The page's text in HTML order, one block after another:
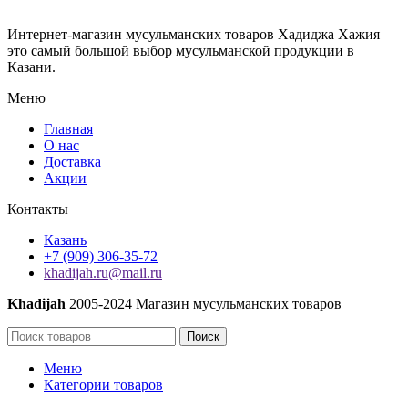
Интернет-магазин мусульманских товаров Хадиджа Хажия –
это самый большой выбор мусульманской продукции в
Казани.
Меню
Главная
О нас
Доставка
Акции
Контакты
Казань
+7 (909) 306-35-72
khadijah.ru@mail.ru
Khadijah 2005-2024 Магазин мусульманских товаров
Поиск
Меню
Категории товаров